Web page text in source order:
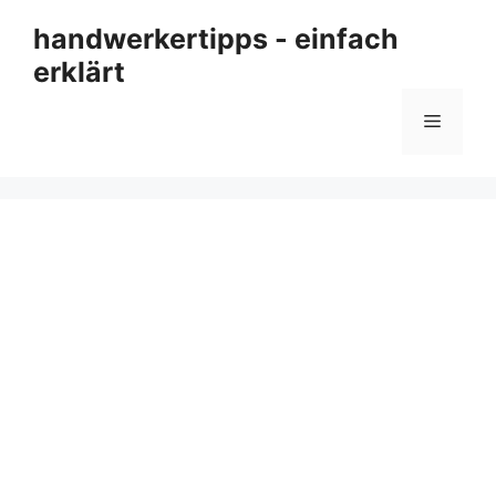
Inhalt
springen
handwerkertipps - einfach
erklärt
Menü